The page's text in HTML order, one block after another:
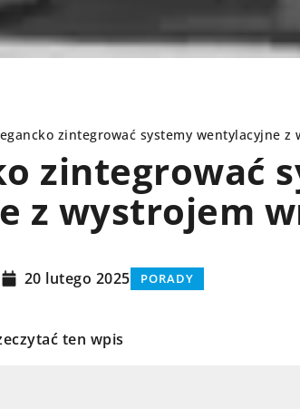
zintegrować systemy wentylacyjne
zintegrować
z wystrojem
20 lutego 2025 PORADY
ten wpis